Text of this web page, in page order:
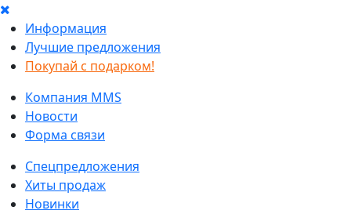
Информация
Лучшие предложения
Покупай с подарком!
Компания MMS
Новости
Форма связи
Спецпредложения
Хиты продаж
Новинки